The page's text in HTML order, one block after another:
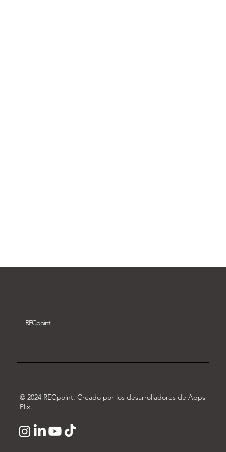
RECpoint
© 2024 RECpoint. Creado por los desarrolladores de Apps
Plix.